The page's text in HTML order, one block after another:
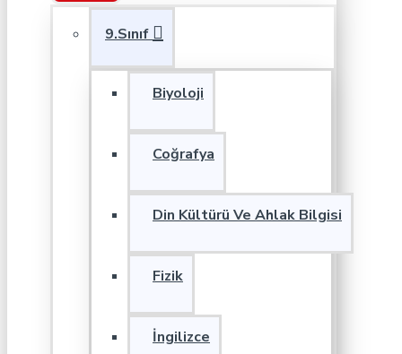
9.Sınıf
Biyoloji
Coğrafya
Din Kültürü Ve Ahlak Bilgisi
Fizik
İngilizce